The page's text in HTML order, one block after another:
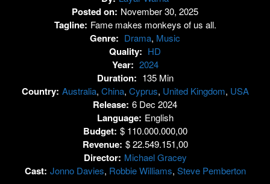
Posted on: November 30, 2025
Tagline: Fame makes monkeys of us all.
Genre: Drama, Music
Quality: HD
Year: 2024
Duration: 135 Min
Country: Australia, China, Cyprus, United Kingdom, USA
Release: 6 Dec 2024
Language: English
Budget: $ 110.000.000,00
Revenue: $ 22.549.151,00
Director: Michael Gracey
Cast: Jonno Davies, Robbie Williams, Steve Pemberton